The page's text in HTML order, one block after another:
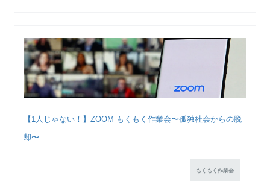
【1人じゃない！】ZOOM もくもく作業会〜孤独社会からの脱
却〜
もくもく作業会